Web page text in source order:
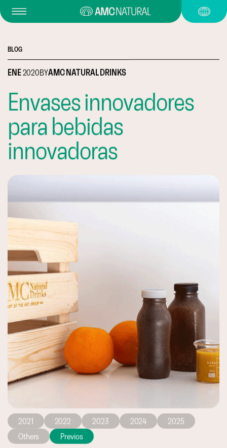
BLOG
ENE2020BYAMC NATURAL DRINKS
Envases innovadores
para bebidas
innovadoras
2021 2022 2023 2024
2025
Others
Previos